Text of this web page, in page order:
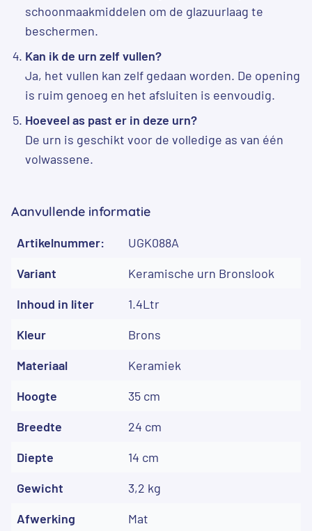
schoonmaakmiddelen om de glazuurlaag te
beschermen.
Kan ik de urn zelf vullen?
Ja, het vullen kan zelf gedaan worden. De opening
is ruim genoeg en het afsluiten is eenvoudig.
Hoeveel as past er in deze urn?
De urn is geschikt voor de volledige as van één
volwassene.
Aanvullende informatie
Artikelnummer:
UGK088A
Variant
Keramische urn Bronslook
Inhoud in liter
1.4Ltr
Kleur
Brons
Materiaal
Keramiek
Hoogte
35 cm
Breedte
24 cm
Diepte
14 cm
Gewicht
3,2 kg
Afwerking
Mat